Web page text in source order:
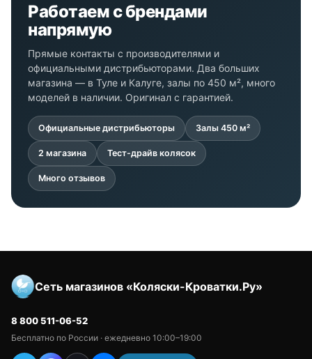
Работаем с брендами
напрямую
Прямые контакты с производителями и
официальными дистрибьюторами. Два больших
магазина — в Туле и Калуге, залы по 450 м², много
моделей в наличии. Оригинал с гарантией.
Официальные дистрибьюторы Залы 450 м²
2 магазина Тест-драйв колясок
Много отзывов
Сеть магазинов «Коляски-Кроватки.Ру»
8 800 511-06-52
Бесплатно по России · ежедневно 10:00–19:00